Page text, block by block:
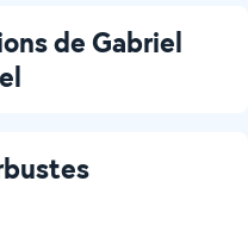
de Gabriel